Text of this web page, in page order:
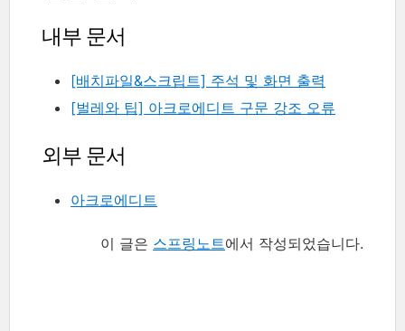
내부 문서
[배치파일&스크립트] 주석 및 화면 출력
[벌레와 팁] 아크로에디트 구문 강조 오류
외부 문서
아크로에디트
이 글은 스프링노트에서 작성되었습니다.